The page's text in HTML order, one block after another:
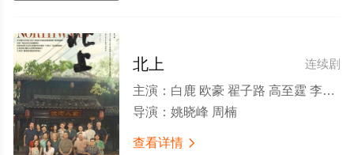
连续剧
北上
主演： 白鹿 欧豪 翟子路 高至霆 李宛妲 刘恒甫 胡军 李乃文 岳旸 齐欢 刘威葳 童蕾 涂凌 刘敏 朱铁 褚栓忠 王学圻 萨日娜
导演： 姚晓峰 周楠
查看详情 